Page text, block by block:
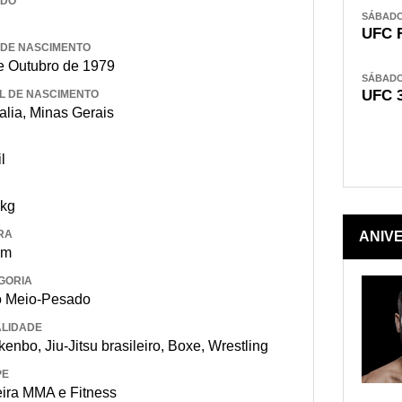
NASCIMENTO
Outubro de 1979
DE NASCIMENTO
Minas Gerais
Meio-Pesado
Jiu-Jitsu brasileiro, Boxe, Wrestling
MMA e Fitness
UFC
UFC